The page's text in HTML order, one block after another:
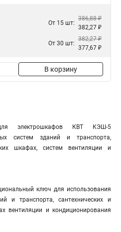
От 15 шт:
386,88 ₽
382,27 ₽
От 30 шт:
382,27 ₽
377,67 ₽
В корзину
электрошкафов КВТ КЭШ-5
систем зданий и транспорта,
шкафах, систем вентиляции и
ключ для использования
и транспорта, сантехнических и
вентиляции и кондиционирования